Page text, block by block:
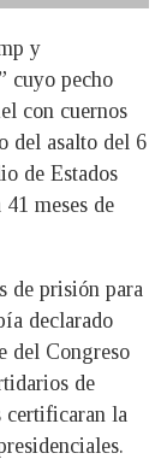
y
cuyo pecho
con cuernos
del asalto del 6
de Estados
meses de
de prisión para
declarado
del Congreso
de
certificaran la